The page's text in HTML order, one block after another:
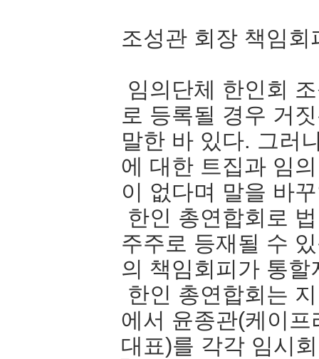
조성관 회장 책임회
임의단체 한인회
로 등록될 경우 거
말한 바 있다. 그러
에 대한 트집과 임
이 없다며 말을 바
한인 총연합회로
주주로 등재될 수
의 책임회피가 통
한인 총연합회는
에서 윤종관(케이
대표)를 각각 임시